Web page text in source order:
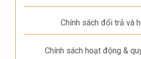
Chính sách đổi trả và
Chính sách hoạt động &